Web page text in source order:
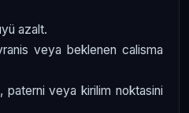
azalt.
veya beklenen calisma
paterni veya kirilim noktasini